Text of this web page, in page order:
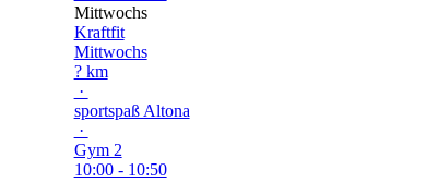
Mittwochs
Kraftfit
Mittwochs
? km
·
sportspaß Altona
·
Gym 2
10:00 - 10:50